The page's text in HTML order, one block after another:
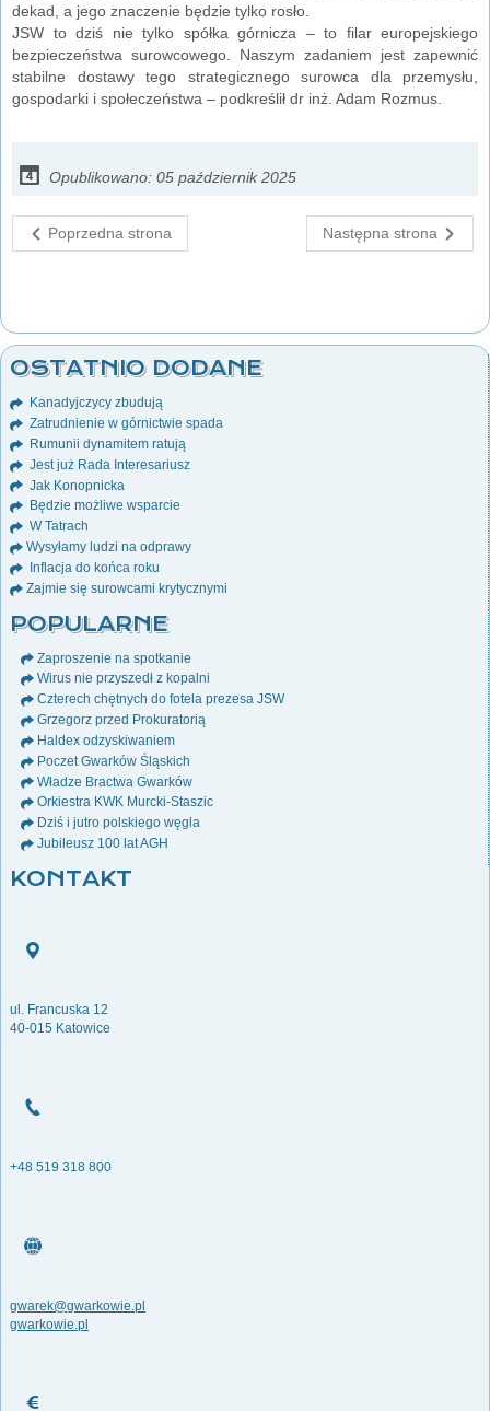
dekad, a jego znaczenie będzie tylko rosło.
JSW to dziś nie tylko spółka górnicza – to filar europejskiego
bezpieczeństwa surowcowego. Naszym zadaniem jest zapewnić
stabilne dostawy tego strategicznego surowca dla przemysłu,
gospodarki i społeczeństwa – podkreślił dr inż. Adam Rozmus.
Opublikowano: 05 październik 2025
Poprzedna strona Następna strona
OSTATNIO DODANE
Kanadyjczycy zbudują
Zatrudnienie w górnictwie spada
Rumunii dynamitem ratują
Jest już Rada Interesariusz
Jak Konopnicka
Będzie możliwe wsparcie
W Tatrach
Wysyłamy ludzi na odprawy
Inflacja do końca roku
Zajmie się surowcami krytycznymi
POPULARNE
Zaproszenie na spotkanie
Wirus nie przyszedł z kopalni
Czterech chętnych do fotela prezesa JSW
Grzegorz przed Prokuratorią
Haldex odzyskiwaniem
Poczet Gwarków Śląskich
Władze Bractwa Gwarków
Orkiestra KWK Murcki-Staszic
Dziś i jutro polskiego węgla
Jubileusz 100 lat AGH
KONTAKT
ul. Francuska 12
40-015 Katowice
+48 519 318 800
gwarek@gwarkowie.pl
gwarkowie.pl